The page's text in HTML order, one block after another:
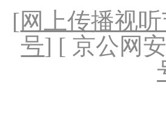
[网上传播视
号] [ 京公网